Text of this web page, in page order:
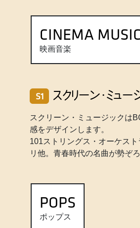
CINEMA MUSIC
映画音楽
S1 スクリーン・ミュー
スクリーン・ミュージックは
感をデザインします。
101ストリングス・オーケス
リ他。青春時代の名曲が勢ぞろ
POPS
ポップス